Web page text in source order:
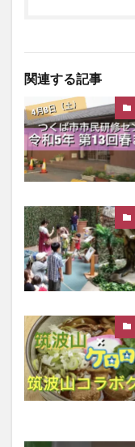
関連する記事